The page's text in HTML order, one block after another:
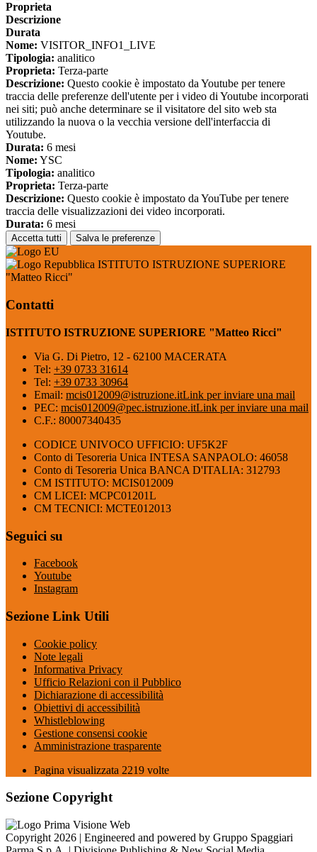
Proprieta
Descrizione
Durata
Nome: VISITOR_INFO1_LIVE
Tipologia: analitico
Proprieta: Terza-parte
Descrizione: Questo cookie è impostato da Youtube per tenere
traccia delle preferenze dell'utente per i video di Youtube incorporati
nei siti; può anche determinare se il visitatore del sito web sta
utilizzando la nuova o la vecchia versione dell'interfaccia di
Youtube.
Durata: 6 mesi
Nome: YSC
Tipologia: analitico
Proprieta: Terza-parte
Descrizione: Questo cookie è impostato da YouTube per tenere
traccia delle visualizzazioni dei video incorporati.
Durata: 6 mesi
Accetta tutti Salva le preferenze
ISTITUTO ISTRUZIONE SUPERIORE
"Matteo Ricci"
Contatti
ISTITUTO ISTRUZIONE SUPERIORE "Matteo Ricci"
Via G. Di Pietro, 12 - 62100 MACERATA
Tel: +39 0733 31614
Tel: +39 0733 30964
Email: mcis012009@istruzione.itLink per inviare una mail
PEC: mcis012009@pec.istruzione.itLink per inviare una mail
C.F.: 80007340435
CODICE UNIVOCO UFFICIO: UF5K2F
Conto di Tesoreria Unica INTESA SANPAOLO: 46058
Conto di Tesoreria Unica BANCA D'ITALIA: 312793
CM ISTITUTO: MCIS012009
CM LICEI: MCPC01201L
CM TECNICI: MCTE012013
Seguici su
Facebook
Youtube
Instagram
Sezione Link Utili
Cookie policy
Note legali
Informativa Privacy
Ufficio Relazioni con il Pubblico
Dichiarazione di accessibilità
Obiettivi di accessibilità
Whistleblowing
Gestione consensi cookie
Amministrazione trasparente
Pagina visualizzata 2219 volte
Sezione Copyright
Copyright 2026 | Engineered and powered by Gruppo Spaggiari